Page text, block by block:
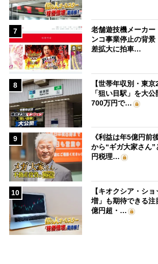
7
老舗遊技機メーカ
ンコ事業停止の背
差拡大に拍車…
8
【世帯年収別・東
「狙い目駅」を大
700万円で…
9
《利益は年5億円前
から“ギガ大家さん
円税理…
10
【キオクシア・シ
増」も期待できる
億円超・…